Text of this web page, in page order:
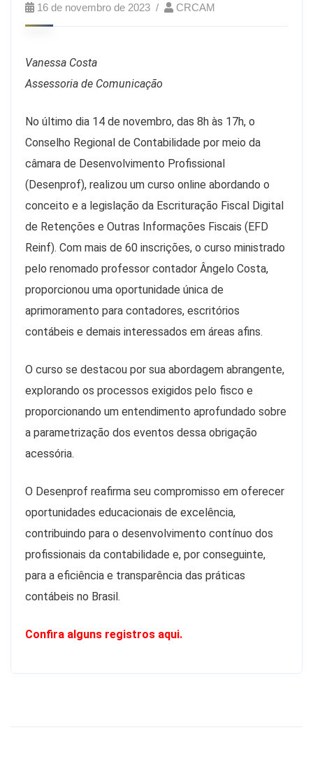
16 de novembro de 2023 CRCAM
Vanessa Costa
Assessoria de Comunicação
No último dia 14 de novembro, das 8h às 17h, o
Conselho Regional de Contabilidade por meio da
câmara de Desenvolvimento Profissional
(Desenprof), realizou um curso online abordando o
conceito e a legislação da Escrituração Fiscal Digital
de Retenções e Outras Informações Fiscais (EFD
Reinf). Com mais de 60 inscrições, o curso ministrado
pelo renomado professor contador Ângelo Costa,
proporcionou uma oportunidade única de
aprimoramento para contadores, escritórios
contábeis e demais interessados em áreas afins.
O curso se destacou por sua abordagem abrangente,
explorando os processos exigidos pelo fisco e
proporcionando um entendimento aprofundado sobre
a parametrização dos eventos dessa obrigação
acessória.
O Desenprof reafirma seu compromisso em oferecer
oportunidades educacionais de excelência,
contribuindo para o desenvolvimento contínuo dos
profissionais da contabilidade e, por conseguinte,
para a eficiência e transparência das práticas
contábeis no Brasil.
Confira alguns registros aqui.